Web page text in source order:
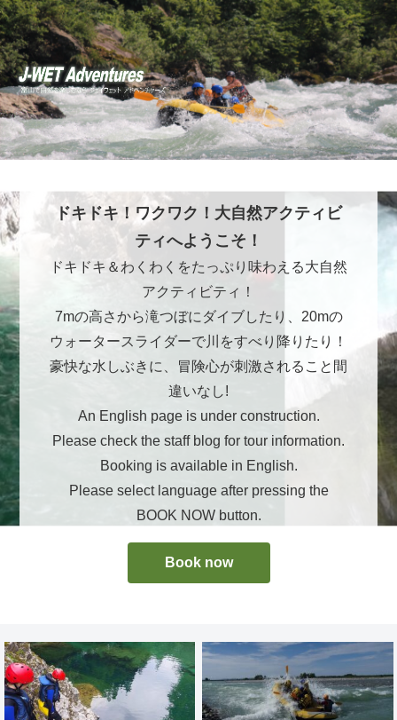
ドキドキ！ワクワク！大自然アクティビ
ティへようこそ！
ドキドキ＆わくわくをたっぷり味わえる大自然
アクティビティ！
7mの高さから滝つぼにダイブしたり、20mの
ウォータースライダーで川をすべり降りたり！
豪快な水しぶきに、冒険心が刺激されること間
違いなし!
An English page is under construction.
Please check the staff blog for tour information.
Booking is available in English.
Please select language after pressing the
BOOK NOW button.
Book now